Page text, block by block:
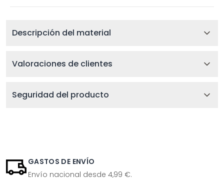
Descripción del material
Valoraciones de clientes
Seguridad del producto
GASTOS DE ENVÍO
Envío nacional desde 4,99 €.